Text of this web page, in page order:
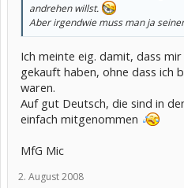
andrehen willst.
Aber irgendwie muss man ja
Ich meinte eig. damit, dass
gekauft haben, ohne dass ich
waren.
Auf gut Deutsch, die sind in
einfach mitgenommen
MfG Mic
2. August 2008